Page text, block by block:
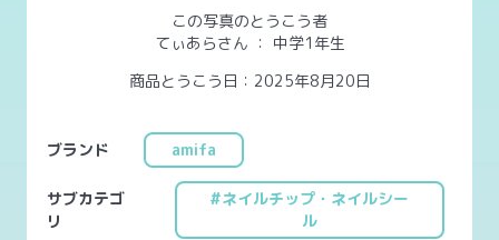
この写真のとうこう者
てぃあらさん ： 中学1年生
商品とうこう日：2025年8月20日
ブランド amifa
サブカテゴ
リ
#ネイルチップ・ネイルシー
ル